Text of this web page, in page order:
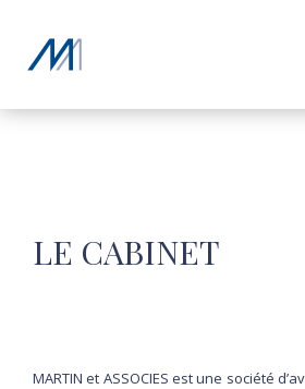
PUBLICATIONS
LE CABINET
MARTIN et ASSOCIES est une société